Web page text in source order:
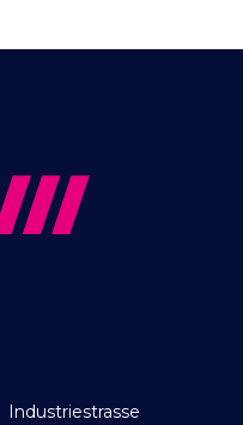
Industriestrasse